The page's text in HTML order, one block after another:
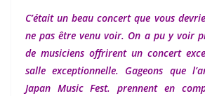
C’était un beau concert que vous
ne pas être venu voir. On a pu y voir
de musiciens offrirent un concert
salle exceptionnelle. Gageons que
Japan Music Fest. prennent en